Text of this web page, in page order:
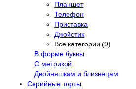
Планшет
Телефон
Приставка
Джойстик
Все категории (9)
В форме буквы
С метрикой
Двойняшкам и близнецам
Серийные торты